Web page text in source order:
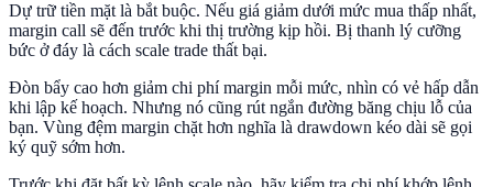
Dự trữ tiền mặt là bắt buộc. Nếu giá giảm dưới mức mua thấp nhất,
margin call sẽ đến trước khi thị trường kịp hồi. Bị thanh lý cưỡng
bức ở đáy là cách scale trade thất bại.
Đòn bẩy cao hơn giảm chi phí margin mỗi mức, nhìn có vẻ hấp dẫn
khi lập kế hoạch. Nhưng nó cũng rút ngắn đường băng chịu lỗ của
bạn. Vùng đệm margin chặt hơn nghĩa là drawdown kéo dài sẽ gọi
ký quỹ sớm hơn.